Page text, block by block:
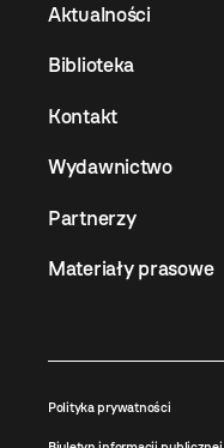
Aktualności
Biblioteka
Kontakt
Wydawnictwo
Partnerzy
Materiały prasowe
Polityka prywatności